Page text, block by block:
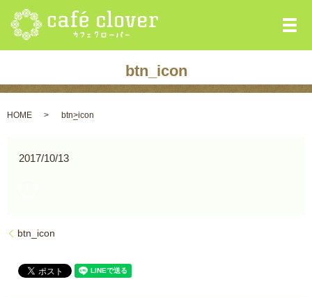
メ
btn_icon
HOME btn_icon
2017/10/13
btn_icon